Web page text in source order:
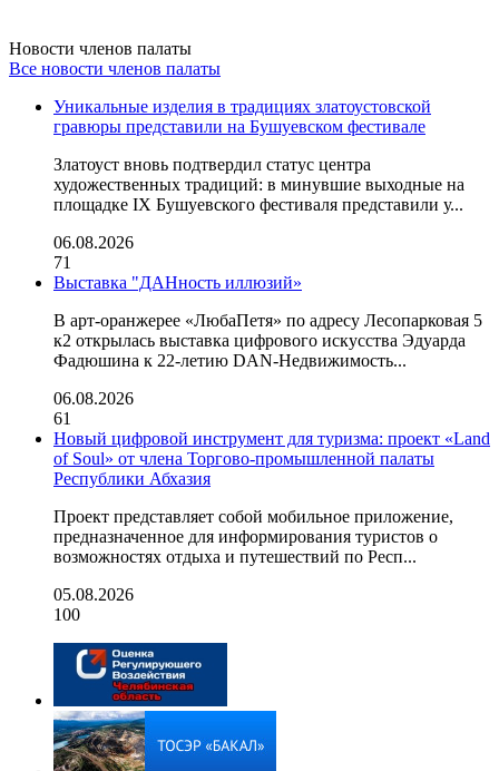
Новости членов палаты
Все новости членов палаты
Уникальные изделия в традициях златоустовской
гравюры представили на Бушуевском фестивале
Златоуст вновь подтвердил статус центра
художественных традиций: в минувшие выходные на
площадке IX Бушуевского фестиваля представили у...
06.08.2026
71
Выставка "ДАНность иллюзий»
В арт-оранжерее «ЛюбаПетя» по адресу Лесопарковая 5
к2 открылась выставка цифрового искусства Эдуарда
Фадюшина к 22-летию DAN-Недвижимость...
06.08.2026
61
Новый цифровой инструмент для туризма: проект «Land
of Soul» от члена Торгово-промышленной палаты
Республики Абхазия
Проект представляет собой мобильное приложение,
предназначенное для информирования туристов о
возможностях отдыха и путешествий по Респ...
05.08.2026
100